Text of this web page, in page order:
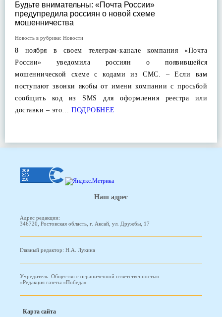
Будьте внимательны: «Почта России»
предупредила россиян о новой схеме
мошенничества
Новость в рубрике: Новости
8 ноября в своем телеграм-канале компания «Почта
России» уведомила россиян о появившейся
мошеннической схеме с кодами из СМС. – Если вам
поступают звонки якобы от имени компании с просьбой
сообщить код из SMS для оформления реестра или
доставки – это… ПОДРОБНЕЕ
Наш адрес
Адрес редакции:
346720, Ростовская область, г. Аксай, ул. Дружбы, 17
Главный редактор: Н.А. Лукина
Учредитель: Общество с ограниченной ответственностью
«Редакция газеты «Победа»
Карта сайта